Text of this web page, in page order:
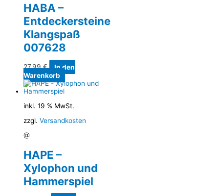
HABA –
Entdeckersteine
Klangspaß
007628
27,99€
In den
Warenkorb
inkl. 19 % MwSt.
zzgl. Versandkosten
@
HAPE –
Xylophon und
Hammerspiel